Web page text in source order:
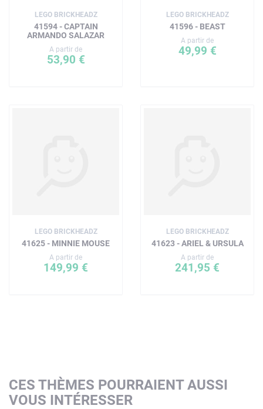
LEGO BRICKHEADZ
41594 - CAPTAIN
ARMANDO SALAZAR
A partir de
53,90 €
LEGO BRICKHEADZ
41596 - BEAST
A partir de
49,99 €
LEGO BRICKHEADZ
41625 - MINNIE MOUSE
A partir de
149,99 €
LEGO BRICKHEADZ
41623 - ARIEL & URSULA
A partir de
241,95 €
CES THÈMES POURRAIENT AUSSI
VOUS INTÉRESSER